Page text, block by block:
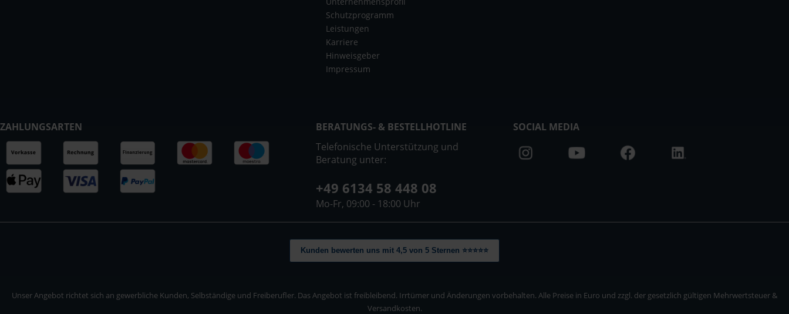
Schutzprogramm
Leistungen
Karriere
Hinweisgeber
Impressum
ZAHLUNGSARTEN
BERATUNGS- & BESTELLHOTLINE
Telefonische Unterstützung und
Beratung unter:
+49 6134 58 448 08
Mo-Fr, 09:00 - 18:00 Uhr
SOCIAL MEDIA
Kunden bewerten uns mit 4,5 von 5 Sternen ⭐⭐⭐⭐⭐
Unser Angebot richtet sich an gewerbliche Kunden, Selbständige und Freiberufler. Das Angebot ist freibleibend. Irrtümer und Änderungen vorbehalten. Alle Preise in Euro und zzgl. der gesetzlich gültigen Mehrwertsteuer &
Versandkosten.